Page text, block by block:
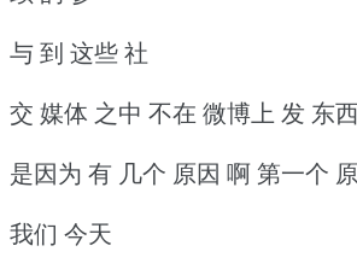
与 到 这些 社
交 媒体 之中 不在 微博上 发 东
是因为 有 几个 原因 啊 第一个
我们 今天